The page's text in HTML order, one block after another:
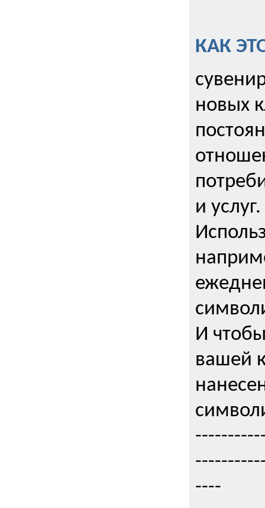
КАК
новых
и услуг.
И
вашей
----